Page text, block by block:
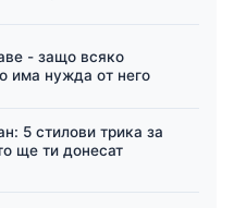
- защо всяко
има нужда от него
5 стилови трика за
ще ти донесат